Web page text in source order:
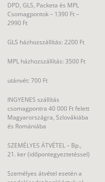
DPD, GLS, Packeta és MPL
Csomagpontok – 1390 Ft –
2990 Ft
GLS házhozszállítás: 2200 Ft
MPL házhozszállítás: 3500 Ft
utánvét: 700 Ft
INGYENES szállítás
csomagpontra 40 000 Ft felett
Magyarországra, Szlovákiába
és Romániába
SZEMÉLYES ÁTVÉTEL – Bp.,
21. ker (időpontegyeztetéssel)
Személyes átvétel esetén a